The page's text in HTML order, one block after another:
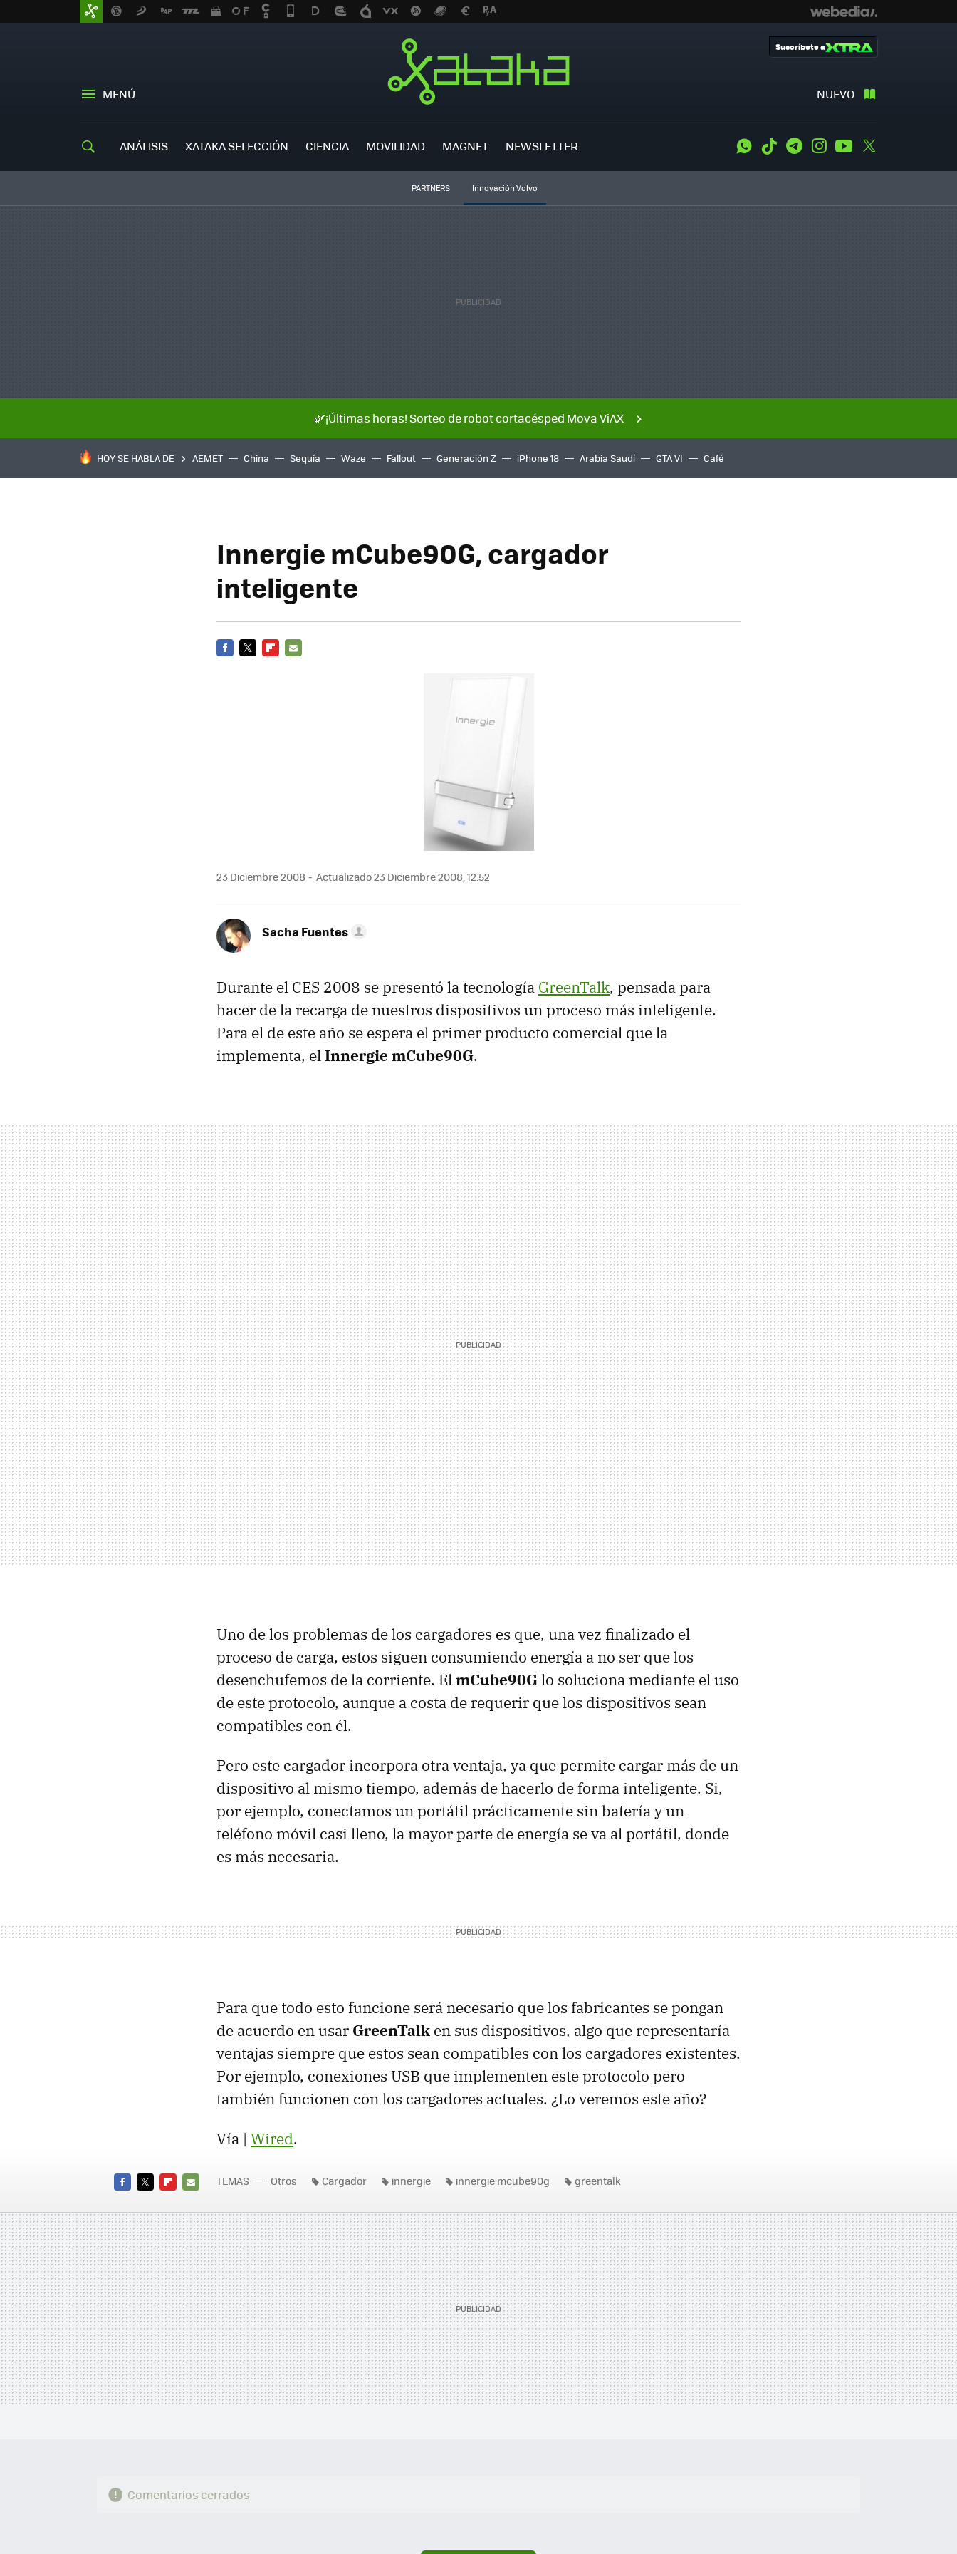
MENÚ NUEVO
Suscríbete a
ANÁLISIS XATAKA SELECCIÓN CIENCIA MOVILIDAD MAGNET NEWSLETTER WhatsApp
Tiktok TelegramInstagramYoutube
PARTNERS Innovación Volvo
🌿¡Últimas horas! Sorteo de robot cortacésped Mova ViAX
HOY SE HABLA DE AEMET China Sequía Waze Fallout Generación Z iPhone 18 Arabia Saudí GTA VI Café
Innergie mCube90G, cargador
inteligente
23 Diciembre 2008 Actualizado 23 Diciembre 2008, 12:52
Sacha Fuentes
Durante el CES 2008 se presentó la tecnología GreenTalk, pensada para
hacer de la recarga de nuestros dispositivos un proceso más inteligente.
Para el de este año se espera el primer producto comercial que la
implementa, elInnergie mCube90G.
Uno de los problemas de los cargadores es que, una vez finalizado el
proceso de carga, estos siguen consumiendo energía a no ser que los
desenchufemos de la corriente. ElmCube90Glo soluciona mediante el uso
de este protocolo, aunque a costa de requerir que los dispositivos sean
compatibles con él.
Pero este cargador incorpora otra ventaja, ya que permite cargar más de un
dispositivo al mismo tiempo, además de hacerlo de forma inteligente. Si,
por ejemplo, conectamos un portátil prácticamente sin batería y un
teléfono móvil casi lleno, la mayor parte de energía se va al portátil, donde
es más necesaria.
Para que todo esto funcione será necesario que los fabricantes se pongan
de acuerdo en usar GreenTalk en sus dispositivos, algo que representaría
ventajas siempre que estos sean compatibles con los cargadores existentes.
Por ejemplo, conexiones USB que implementen este protocolo pero
también funcionen con los cargadores actuales. ¿Lo veremos este año?
Vía | Wired.
MAIL
TEMAS Otros Cargador innergie innergie mcube90g greentalk
Comentarios cerrados